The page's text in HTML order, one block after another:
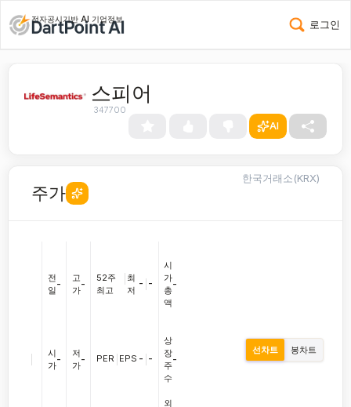
전자공시기반 AI 기업정보 로그인
스피어
347700
AI
주가
한국거래소(KRX)
전
일
-
시
가
-
고
가
-
저
가
-
52주
최고
최
저
- -
PER EPS - -
시
가
총
액
-
상
장
주
수
-
외
선차트 봉차트